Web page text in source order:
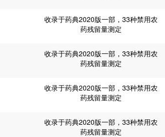
收录于药典2020版一部，33种禁用农
药残留量测定
收录于药典2020版一部，33种禁用农
药残留量测定
收录于药典2020版一部，33种禁用农
药残留量测定
收录于药典2020版一部，33种禁用农
药残留量测定